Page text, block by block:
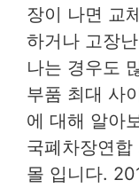
장이 나면 교
하거나 고장
나는 경우도
부품 최대 사
에 대해 알아
국폐차장연
몰 입니다.